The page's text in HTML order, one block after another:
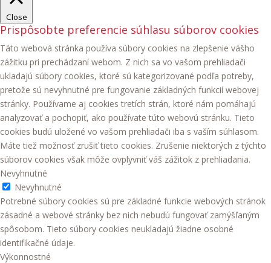
Close
Prispôsobte preferencie súhlasu súborov cookies
Táto webová stránka používa súbory cookies na zlepšenie vášho
zážitku pri prechádzaní webom. Z nich sa vo vašom prehliadači
ukladajú súbory cookies, ktoré sú kategorizované podľa potreby,
pretože sú nevyhnutné pre fungovanie základných funkcií webovej
stránky. Používame aj cookies tretích strán, ktoré nám pomáhajú
analyzovať a pochopiť, ako používate túto webovú stránku. Tieto
cookies budú uložené vo vašom prehliadači iba s vaším súhlasom.
Máte tiež možnosť zrušiť tieto cookies. Zrušenie niektorých z týchto
súborov cookies však môže ovplyvniť váš zážitok z prehliadania.
Nevyhnutné
Nevyhnutné
Potrebné súbory cookies sú pre základné funkcie webových stránok
zásadné a webové stránky bez nich nebudú fungovať zamýšľaným
spôsobom. Tieto súbory cookies neukladajú žiadne osobné
identifikačné údaje.
Výkonnostné